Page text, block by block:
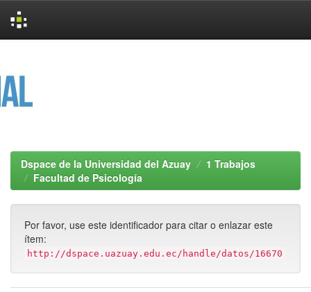
Dspace de la Universidad del Azuay
1 Trabajos
Facultad de Psicología
Por favor, use este identificador para citar o enlazar este
ítem:
http://dspace.uazuay.edu.ec/handle/datos/16670